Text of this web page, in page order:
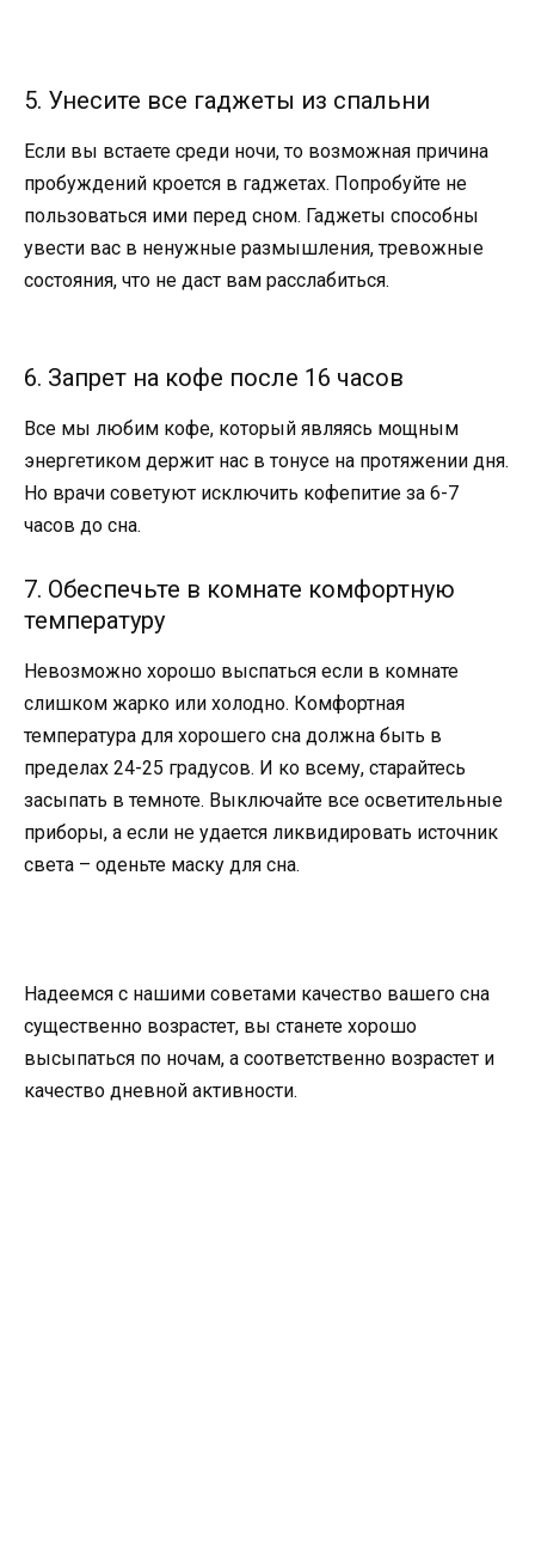
5. Унесите все гаджеты из спальни
Если вы встаете среди ночи, то возможная причина
пробуждений кроется в гаджетах. Попробуйте не
пользоваться ими перед сном. Гаджеты способны
увести вас в ненужные размышления, тревожные
состояния, что не даст вам расслабиться.
6. Запрет на кофе после 16 часов
Все мы любим кофе, который являясь мощным
энергетиком держит нас в тонусе на протяжении дня.
Но врачи советуют исключить кофепитие за 6-7
часов до сна.
7. Обеспечьте в комнате комфортную
температуру
Невозможно хорошо выспаться если в комнате
слишком жарко или холодно. Комфортная
температура для хорошего сна должна быть в
пределах 24-25 градусов. И ко всему, старайтесь
засыпать в темноте. Выключайте все осветительные
приборы, а если не удается ликвидировать источник
света – оденьте маску для сна.
Надеемся с нашими советами качество вашего сна
существенно возрастет, вы станете хорошо
высыпаться по ночам, а соответственно возрастет и
качество дневной активности.